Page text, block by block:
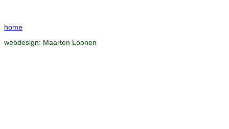
home
webdesign: Maarten Loonen